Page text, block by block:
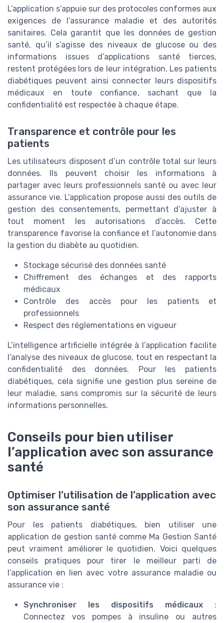
L’application s’appuie sur des protocoles conformes aux
exigences de l’assurance maladie et des autorités
sanitaires. Cela garantit que les données de gestion
santé, qu’il s’agisse des niveaux de glucose ou des
informations issues d’applications santé tierces,
restent protégées lors de leur intégration. Les patients
diabétiques peuvent ainsi connecter leurs dispositifs
médicaux en toute confiance, sachant que la
confidentialité est respectée à chaque étape.
Transparence et contrôle pour les
patients
Les utilisateurs disposent d’un contrôle total sur leurs
données. Ils peuvent choisir les informations à
partager avec leurs professionnels santé ou avec leur
assurance vie. L’application propose aussi des outils de
gestion des consentements, permettant d’ajuster à
tout moment les autorisations d’accès. Cette
transparence favorise la confiance et l’autonomie dans
la gestion du diabète au quotidien.
Stockage sécurisé des données santé
Chiffrement des échanges et des rapports
médicaux
Contrôle des accès pour les patients et
professionnels
Respect des réglementations en vigueur
L’intelligence artificielle intégrée à l’application facilite
l’analyse des niveaux de glucose, tout en respectant la
confidentialité des données. Pour les patients
diabétiques, cela signifie une gestion plus sereine de
leur maladie, sans compromis sur la sécurité de leurs
informations personnelles.
Conseils pour bien utiliser
l’application avec son assurance
santé
Optimiser l’utilisation de l’application avec
son assurance santé
Pour les patients diabétiques, bien utiliser une
application de gestion santé comme Ma Gestion Santé
peut vraiment améliorer le quotidien. Voici quelques
conseils pratiques pour tirer le meilleur parti de
l’application en lien avec votre assurance maladie ou
assurance vie :
Synchroniser les dispositifs médicaux :
Connectez vos pompes à insuline ou autres